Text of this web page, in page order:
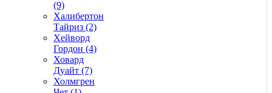
(9)
Халибертон
Тайриз (2)
Хейворд
Гордон (4)
Ховард
Дуайт (7)
Холмгрен